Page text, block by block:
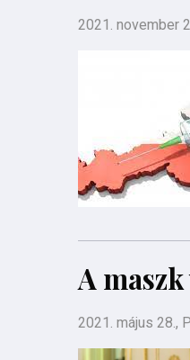
2021. november
A
2021. május 28.,